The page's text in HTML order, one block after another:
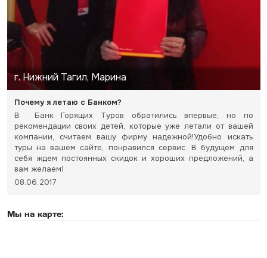
г. Нижний Тагил, Марина
Почему я летаю с Банком?
В Банк Горящих Туров обратились впервые, но по
рекомендации своих детей, которые уже летали от вашей
компании, считаем вашу фирму надежной!Удобно искать
туры на вашем сайте, понравился сервис. В будущем для
себя ждем постоянных скидок и хороших предложений, а
вам желаем1
08.06.2017
Мы на карте: